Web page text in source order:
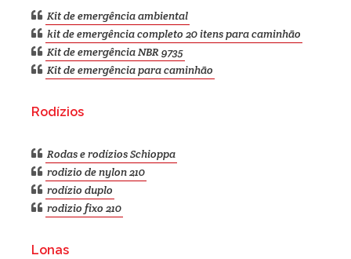
Kit de emergência ambiental
kit de emergência completo 20 itens para caminhão
Kit de emergência NBR 9735
Kit de emergência para caminhão
Rodízios
Rodas e rodízios Schioppa
rodizio de nylon 210
rodízio duplo
rodizio fixo 210
Lonas